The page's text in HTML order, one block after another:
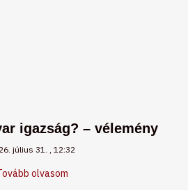
igazság? – vélemény
július 31. 12:32
olvasom